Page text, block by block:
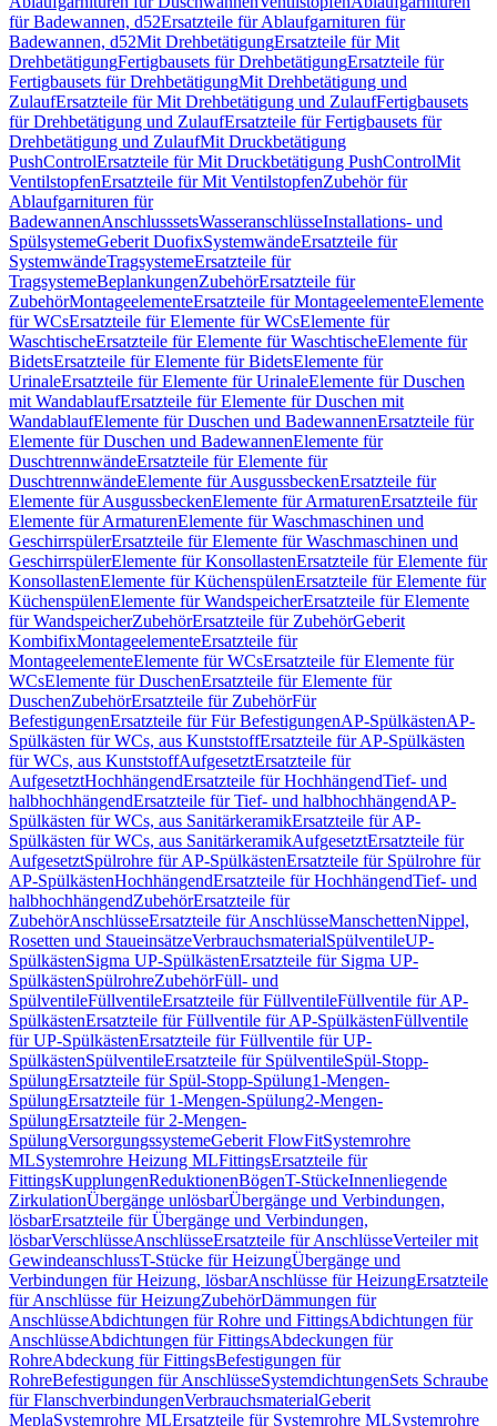
für Badewannen, d52Ersatzteile für Ablaufgarnituren für
Badewannen, d52Mit DrehbetätigungErsatzteile für Mit
DrehbetätigungFertigbausets für DrehbetätigungErsatzteile für
Fertigbausets für DrehbetätigungMit Drehbetätigung und
ZulaufErsatzteile für Mit Drehbetätigung und ZulaufFertigbausets
für Drehbetätigung und ZulaufErsatzteile für Fertigbausets für
Drehbetätigung und ZulaufMit Druckbetätigung
PushControlErsatzteile für Mit Druckbetätigung PushControlMit
VentilstopfenErsatzteile für Mit VentilstopfenZubehör für
Ablaufgarnituren für
BadewannenAnschlusssetsWasseranschlüsseInstallations- und
SpülsystemeGeberit DuofixSystemwändeErsatzteile für
SystemwändeTragsystemeErsatzteile für
TragsystemeBeplankungenZubehörErsatzteile für
ZubehörMontageelementeErsatzteile für MontageelementeElemente
für WCsErsatzteile für Elemente für WCsElemente für
WaschtischeErsatzteile für Elemente für WaschtischeElemente für
BidetsErsatzteile für Elemente für BidetsElemente für
UrinaleErsatzteile für Elemente für UrinaleElemente für Duschen
mit WandablaufErsatzteile für Elemente für Duschen mit
WandablaufElemente für Duschen und BadewannenErsatzteile für
Elemente für Duschen und BadewannenElemente für
DuschtrennwändeErsatzteile für Elemente für
DuschtrennwändeElemente für AusgussbeckenErsatzteile für
Elemente für AusgussbeckenElemente für ArmaturenErsatzteile für
Elemente für ArmaturenElemente für Waschmaschinen und
GeschirrspülerErsatzteile für Elemente für Waschmaschinen und
GeschirrspülerElemente für KonsollastenErsatzteile für Elemente für
KonsollastenElemente für KüchenspülenErsatzteile für Elemente für
KüchenspülenElemente für WandspeicherErsatzteile für Elemente
für WandspeicherZubehörErsatzteile für ZubehörGeberit
KombifixMontageelementeErsatzteile für
MontageelementeElemente für WCsErsatzteile für Elemente für
WCsElemente für DuschenErsatzteile für Elemente für
DuschenZubehörErsatzteile für ZubehörFür
BefestigungenErsatzteile für Für BefestigungenAP-SpülkästenAP-
Spülkästen für WCs, aus KunststoffErsatzteile für AP-Spülkästen
für WCs, aus KunststoffAufgesetztErsatzteile für
AufgesetztHochhängendErsatzteile für HochhängendTief- und
halbhochhängendErsatzteile für Tief- und halbhochhängendAP-
Spülkästen für WCs, aus SanitärkeramikErsatzteile für AP-
Spülkästen für WCs, aus SanitärkeramikAufgesetztErsatzteile für
AufgesetztSpülrohre für AP-SpülkästenErsatzteile für Spülrohre für
AP-SpülkästenHochhängendErsatzteile für HochhängendTief- und
halbhochhängendZubehörErsatzteile für
ZubehörAnschlüsseErsatzteile für AnschlüsseManschettenNippel,
Rosetten und StaueinsätzeVerbrauchsmaterialSpülventileUP-
SpülkästenSigma UP-SpülkästenErsatzteile für Sigma UP-
SpülkästenSpülrohreZubehörFüll- und
SpülventileFüllventileErsatzteile für FüllventileFüllventile für AP-
SpülkästenErsatzteile für Füllventile für AP-SpülkästenFüllventile
für UP-SpülkästenErsatzteile für Füllventile für UP-
SpülkästenSpülventileErsatzteile für SpülventileSpül-Stopp-
SpülungErsatzteile für Spül-Stopp-Spülung1-Mengen-
SpülungErsatzteile für 1-Mengen-Spülung2-Mengen-
SpülungErsatzteile für 2-Mengen-
SpülungVersorgungssystemeGeberit FlowFitSystemrohre
MLSystemrohre Heizung MLFittingsErsatzteile für
FittingsKupplungenReduktionenBögenT-StückeInnenliegende
ZirkulationÜbergänge unlösbarÜbergänge und Verbindungen,
lösbarErsatzteile für Übergänge und Verbindungen,
lösbarVerschlüsseAnschlüsseErsatzteile für AnschlüsseVerteiler mit
GewindeanschlussT-Stücke für HeizungÜbergänge und
Verbindungen für Heizung, lösbarAnschlüsse für HeizungErsatzteile
für Anschlüsse für HeizungZubehörDämmungen für
AnschlüsseAbdichtungen für Rohre und FittingsAbdichtungen für
AnschlüsseAbdichtungen für FittingsAbdeckungen für
RohreAbdeckung für FittingsBefestigungen für
RohreBefestigungen für AnschlüsseSystemdichtungenSets Schraube
für FlanschverbindungenVerbrauchsmaterialGeberit
MeplaSystemrohre MLErsatzteile für Systemrohre MLSystemrohre